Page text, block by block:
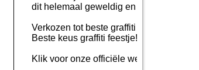
dit helemaal geweldig en krijgen hun
Verkozen tot beste graffiti workshop
Beste keus graffiti feestje! Wij zijn zelfs
Klik voor onze officiële websites van